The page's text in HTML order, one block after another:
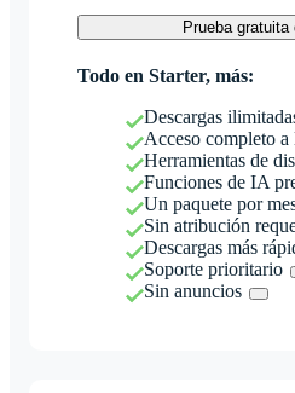
Prueba gratuita
Todo en Starter, más:
Descargas
Acceso completo a
Herramientas de
Funciones de IA
Un paquete por
Sin atribución
Descargas más
Soporte prioritario
Sin anuncios